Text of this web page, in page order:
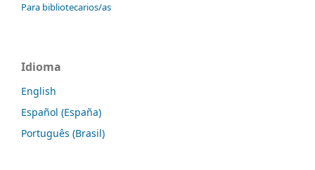
Para bibliotecarios/as
Idioma
English
Español (España)
Português (Brasil)